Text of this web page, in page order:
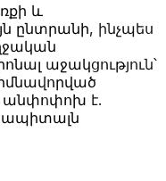
և
ընտրանի, ինչպես
աջակցություն՝
անփոփոխ է.